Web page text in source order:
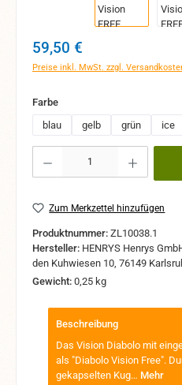
Regulärer Preis:
59,50 €
Preise inkl. MwSt. zzgl.
Farbeauswählen
blau
gelb grün ice
Zum Merkzettel hinzufügen
Produktnummer: ZL10038.1
Hersteller: HENRYS Henrys
den Kuhwiesen 10, 76149
Gewicht: 0,25 kg
Beschreibung
Das Vision Diabolo mit
als "Diabolo Vision Free".
gekapselten Kug… Mehr